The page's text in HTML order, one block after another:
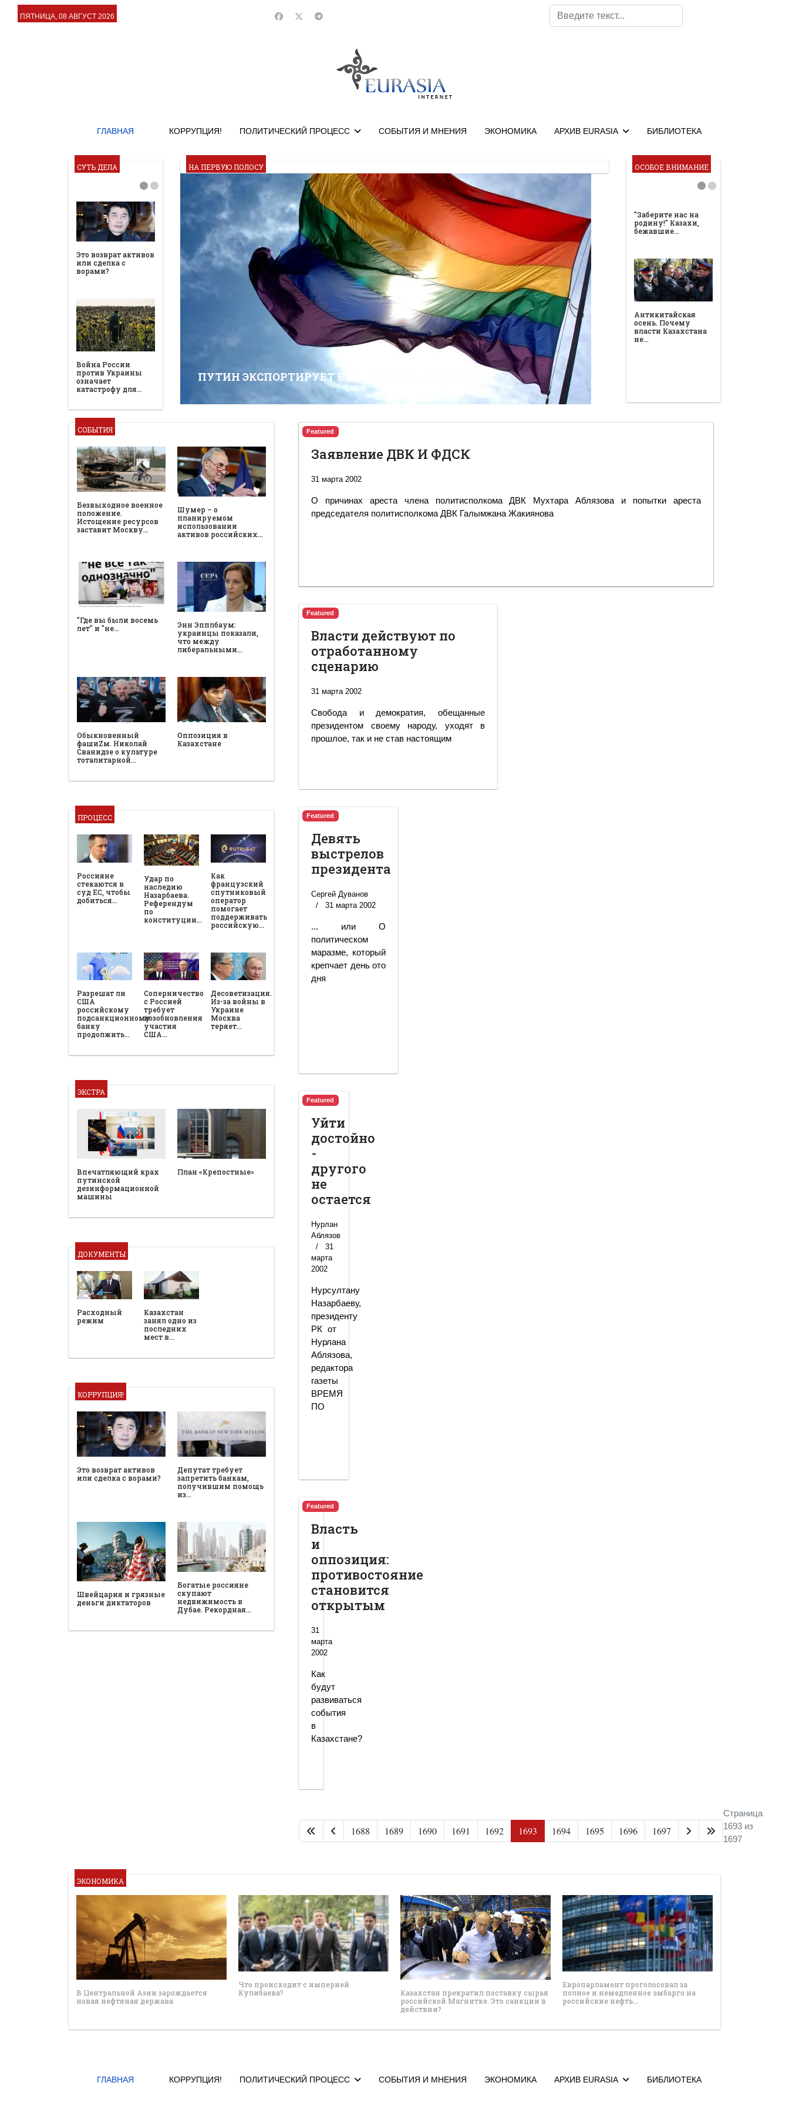
ПЯТНИЦА, 08 АВГУСТ 2026
Поиск
ГЛАВНАЯ КОРРУПЦИЯ! ПОЛИТИЧЕСКИЙ ПРОЦЕСС СОБЫТИЯ И МНЕНИЯ ЭКОНОМИКА АРХИВ EURASIA БИБЛИОТЕКА
СУТЬ ДЕЛА
Это возврат активов
или сделка с
ворами?
Война России
против Украины
означает
катастрофу для…
НА ПЕРВУЮ ПОЛОСУ
ПУТИН ЭКСПОРТИРУЕТ В КАЗАХСТАН НЕНАВИСТЬ
ОСОБОЕ ВНИМАНИЕ
"Заберите нас на
родину!" Казахи,
бежавшие…
Антикитайская
осень. Почему
власти Казахстана
не…
СОБЫТИЯ
Безвыходное военное
положение.
Истощение ресурсов
заставит Москву…
Шумер – о
планируемом
использовании
активов российских…
"Где вы были восемь
лет" и "не…
Энн Эпплбаум:
украинцы показали,
что между
либеральными…
Обыкновенный
фашиZм. Николай
Сванидзе о культуре
тоталитарной…
Оппозиция в
Казахстане
ПРОЦЕСС
Россияне
стекаются в
суд ЕС, чтобы
добиться…
Удар по
наследию
Назарбаева.
Референдум
по
конституции…
Как
французский
спутниковый
оператор
помогает
поддерживать
российскую…
Разрешат ли
США
российскому
подсанкционному
банку
продолжить…
Соперничество
с Россией
требует
возобновления
участия
США…
Десоветизация.
Из-за войны в
Украине
Москва
теряет…
ЭКСТРА
Впечатляющий крах
путинской
дезинформационной
машины
План «Крепостные»
ДОКУМЕНТЫ
Расходный
режим
Казахстан
занял одно из
последних
мест в…
КОРРУПЦИЯ!
Это возврат активов
или сделка с ворами?
Депутат требует
запретить банкам,
получившим помощь
из…
Швейцария и грязные
деньги диктаторов
Богатые россияне
скупают
недвижимость в
Дубае. Рекордная…
Featured
Заявление ДВК И ФДСК
31 марта 2002
О причинах ареста члена политисполкома ДВК Мухтара Аблязова и попытки ареста
председателя политисполкома ДВК Галымжана Жакиянова
Featured
Власти действуют по
отработанному
сценарию
31 марта 2002
Свобода и демократия, обещанные
президентом своему народу, уходят в
прошлое, так и не став настоящим
Featured
Девять
выстрелов
президента
Сергей Дуванов
31 марта 2002
... или О
политическом
маразме, который
крепчает день ото
дня
Featured
Уйти
достойно
-
другого
не
остается
Нурлан
Аблязов
31
марта
2002
Нурсултану
Назарбаеву,
президенту
РК от
Нурлана
Аблязова,
редактора
газеты
ВРЕМЯ
ПО
Featured
Власть
и
оппозиция:
противостояние
становится
открытым
31
марта
2002
Как
будут
развиваться
события
в
Казахстане?
1688 1689 1690 1691 1692 1693 1694 1695 1696 1697
Страница
1693 из
1697
ЭКОНОМИКА
В Центральной Азии зарождается
новая нефтяная держава
Что происходит с империей
Кулибаева?
Казахстан прекратил поставку сырья
российской Магнитке. Это санкции в
действии?
Европарламент проголосовал за
полное и немедленное эмбарго на
российские нефть…
ГЛАВНАЯ КОРРУПЦИЯ! ПОЛИТИЧЕСКИЙ ПРОЦЕСС СОБЫТИЯ И МНЕНИЯ ЭКОНОМИКА АРХИВ EURASIA БИБЛИОТЕКА